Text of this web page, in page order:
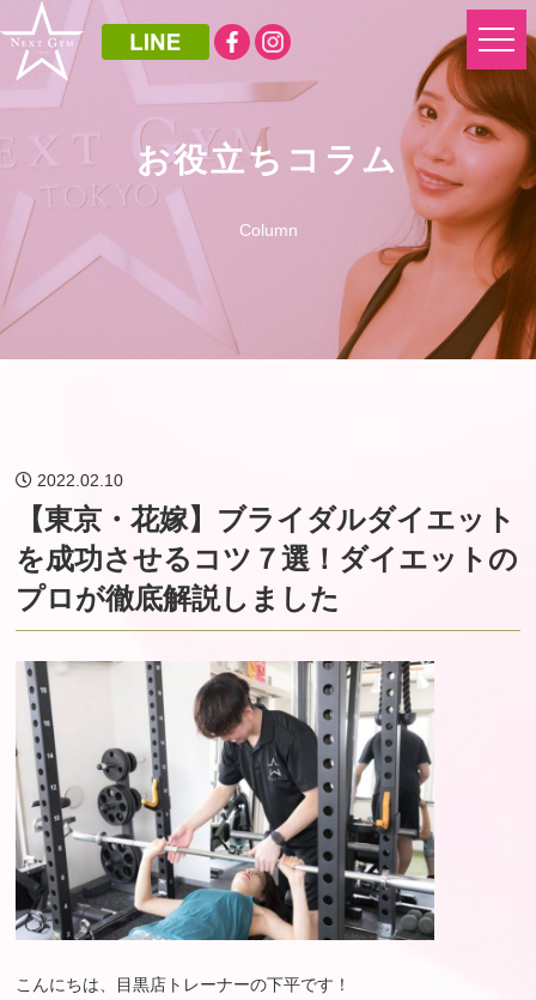
お役立ちコラム
Column
2022.02.10
【東京・花嫁】ブライダルダイエット
を成功させるコツ７選！ダイエットの
プロが徹底解説しました
こんにちは、目黒店トレーナーの下平です！